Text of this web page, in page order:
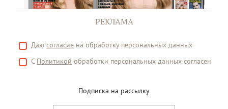
РЕКЛАМА
Даю согласие на обработку персональных данных
С Политикой обработки персональных данных согласен
Подписка на рассылку